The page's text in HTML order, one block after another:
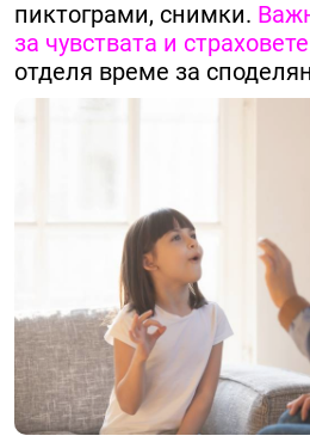
пиктограми, снимки.
за чувствата и
отделя време за